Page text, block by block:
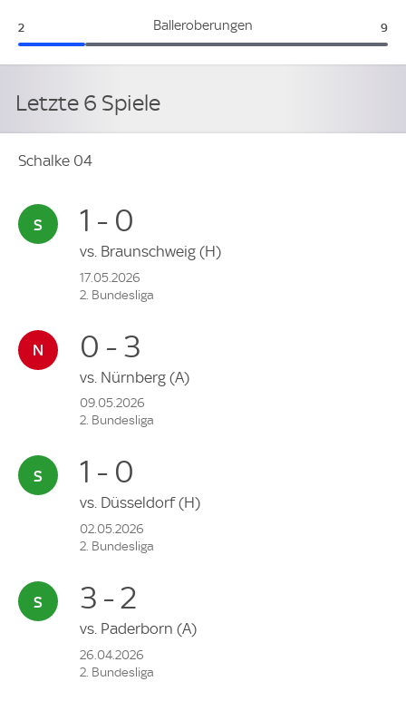
Balleroberungen
Schalke 04:
2 9
Letzte 6 Spiele
Schalke 04
1 - 0
vs. Braunschweig (H)
17.05.2026
2. Bundesliga
0 - 3
vs. Nürnberg (A)
09.05.2026
2. Bundesliga
1 - 0
vs. Düsseldorf(H)
02.05.2026
2. Bundesliga
3 - 2
vs. Paderborn (A)
26.04.2026
2. Bundesliga